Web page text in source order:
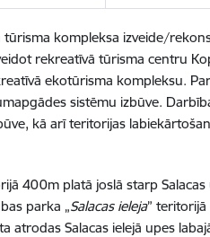
tūrisma kompleksa izveide/
rekreatīvā tūrisma centru
ekotūrisma kompleksu.
sistēmu izbūve.
kā arī teritorijas
400m platā joslā starp
parka „Salacas ieleja” teritorijā
atrodas Salacas ielejā upes